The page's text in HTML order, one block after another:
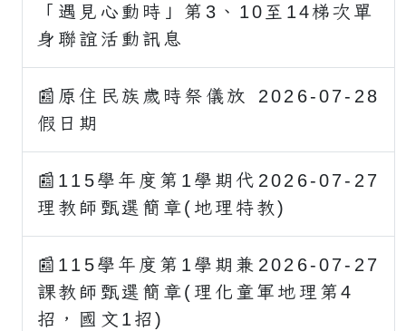
「遇見心動時」第3、10至14梯次單
身聯誼活動訊息
2026-07-28
📰原住民族歲時祭儀放
假日期
2026-07-27
📰115學年度第1學期代
理教師甄選簡章(地理特教)
2026-07-27
📰115學年度第1學期兼
課教師甄選簡章(理化童軍地理第4
招，國文1招)